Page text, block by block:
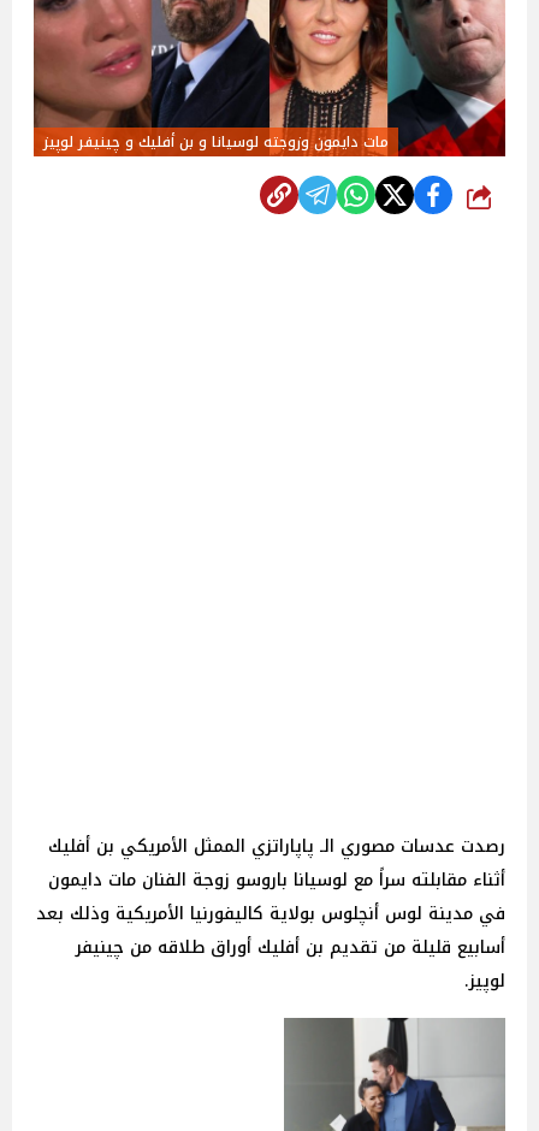
مات دايمون وزوجته لوسيانا و بن أفليك و چينيفر لوپيز
شارك
رصدت عدسات مصوري الـ پاپاراتزي الممثل الأمريكي بن أفليك
أثناء مقابلته سراً مع لوسيانا باروسو زوجة الفنان مات دايمون
في مدينة لوس أنچلوس بولاية كاليفورنيا الأمريكية وذلك بعد
أسابيع قليلة من تقديم بن أفليك أوراق طلاقه من چينيفر
لوپيز.